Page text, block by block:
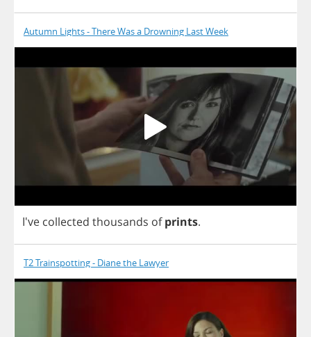
Autumn Lights - There Was a Drowning Last Week
I've collected thousands of prints.
T2 Trainspotting - Diane the Lawyer